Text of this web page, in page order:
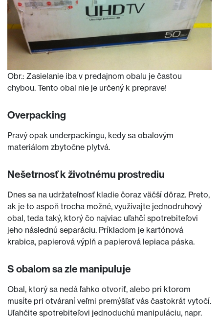
Obr.: Zasielanie iba v predajnom obalu je častou
chybou. Tento obal nie je určený k preprave!
Overpacking
Pravý opak underpackingu, kedy sa obalovým
materiálom zbytočne plytvá.
Nešetrnosť k životnému prostrediu
Dnes sa na udržateľnosť kladie čoraz väčší dôraz. Preto,
ak je to aspoň trocha možné, využívajte jednodruhový
obal, teda taký, ktorý čo najviac uľahčí spotrebiteľovi
jeho následnú separáciu. Príkladom je kartónová
krabica, papierová výplň a papierová lepiaca páska.
S obalom sa zle manipuluje
Obal, ktorý sa nedá ľahko otvoriť, alebo pri ktorom
musíte pri otváraní veľmi premýšľať vás častokrát vytočí.
Uľahčite spotrebiteľovi jednoduchú manipuláciu, napr.